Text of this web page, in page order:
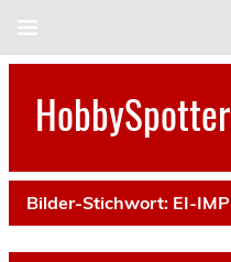
HobbySpotter
Bilder-Stichwort: EI-IMP